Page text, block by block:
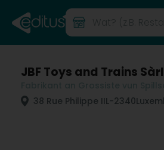
JBF Toys and Trains Sàrl
38 Rue Philippe IIL-2340